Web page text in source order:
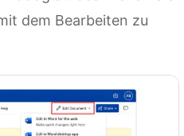
dem Bearbeiten zu